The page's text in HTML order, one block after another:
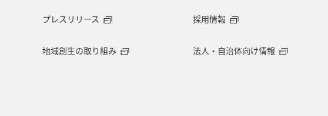
プレスリリース
採用情報
地域創生の取り組み 法人・自治体向け情報